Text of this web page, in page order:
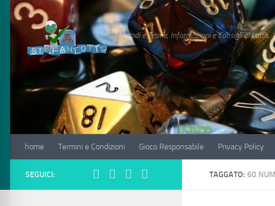
Salta al contenuto
Metodi e Teorie, Informazioni e Consigli al Lotto,
home Termini e Condizioni Gioco Responsabile Privacy Policy
TAGGATO: 60
SEGUICI:
+18 Puoi giocare solo se maggiorenne - Il